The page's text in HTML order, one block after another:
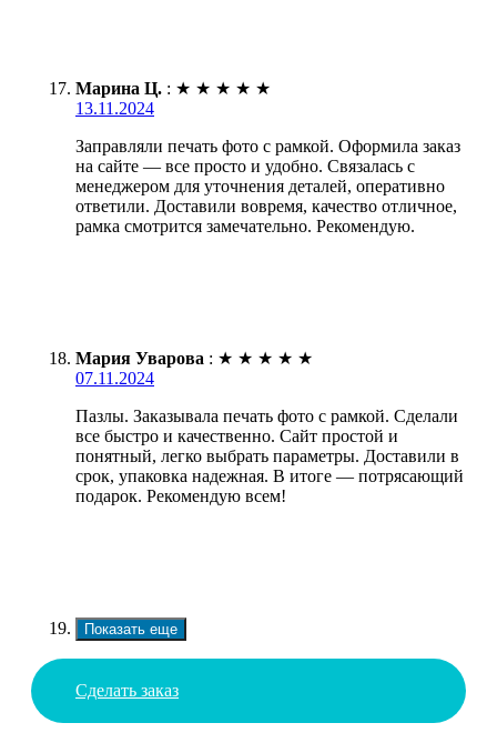
Марина Ц. : ★ ★ ★ ★ ★
13.11.2024
Заправляли печать фото с рамкой. Оформила заказ
на сайте — все просто и удобно. Связалась с
менеджером для уточнения деталей, оперативно
ответили. Доставили вовремя, качество отличное,
рамка смотрится замечательно. Рекомендую.
Мария Уварова : ★ ★ ★ ★ ★
07.11.2024
Пазлы. Заказывала печать фото с рамкой. Сделали
все быстро и качественно. Сайт простой и
понятный, легко выбрать параметры. Доставили в
срок, упаковка надежная. В итоге — потрясающий
подарок. Рекомендую всем!
Показать еще
Сделать заказ